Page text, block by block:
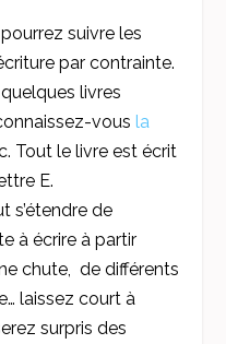
suivre les
par contrainte.
livres
vousla
Tout le livre est écrit
E.
s’étendre de
à écrire à partir
chute, de différents
laissez court à
surpris des